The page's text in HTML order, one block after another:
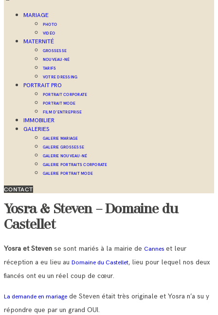
MARIAGE
PHOTO
VIDÉO
MATERNITÉ
GROSSESSE
NOUVEAU-NÉ
TARIFS
VOTRE DRESSING
PORTRAIT PRO
PORTRAIT CORPORATE
PORTRAIT MODE
FILM D’ENTREPRISE
IMMOBILIER
GALERIES
GALERIE MARIAGE
GALERIE GROSSESSE
GALERIE NOUVEAU-NÉ
GALERIE PORTRAITS CORPORATE
GALERIE PORTRAIT MODE
CONTACT
Yosra & Steven – Domaine du
Castellet
Yosra et Steven se sont mariés à la mairie de Cannes et leur
réception a eu lieu au Domaine du Castellet, lieu pour lequel nos deux
fiancés ont eu un réel coup de cœur.
La demande en mariage de Steven était très originale et Yosra n’a su y
répondre que par un grand OUI.